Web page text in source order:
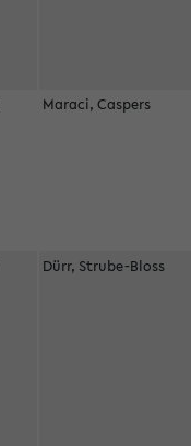
Maraci, Caspers
Dürr, Strube-Bloss